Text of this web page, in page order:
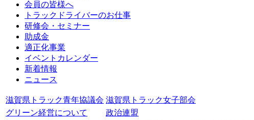
会員の皆様へ
トラックドライバーのお仕事
研修会・セミナー
助成金
適正化事業
イベントカレンダー
新着情報
ニュース
滋賀県トラック青年協議会 滋賀県トラック女子部会
グリーン経営について
政治連盟